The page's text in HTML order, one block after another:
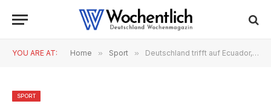
YOU ARE AT: Home » Sport » Deutschland trifft auf Ecuador, die Elfenbeinküste und Curaçao
SPORT